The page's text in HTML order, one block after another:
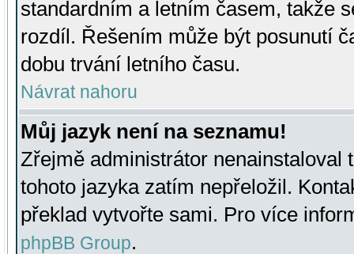
standardním a letním časem, takže
rozdíl. Řešením může být posunutí
dobu trvání letního času.
Návrat nahoru
Můj jazyk není na seznamu!
Zřejmě administrátor nenainstaloval
tohoto jazyka zatím nepřeložil.
překlad vytvořte sami. Pro více
phpBB Group.